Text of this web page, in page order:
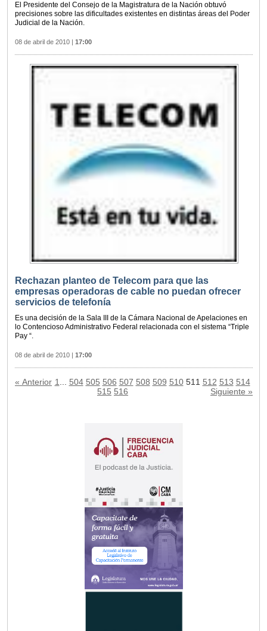
El Presidente del Consejo de la Magistratura de la Nación obtuvó
precisiones sobre las dificultades existentes en distintas áreas del Poder
Judicial de la Nación.
08 de abril de 2010 | 17:00
Rechazan planteo de Telecom para que las
empresas operadoras de cable no puedan ofrecer
servicios de telefonía
Es una decisión de la Sala III de la Cámara Nacional de Apelaciones en
lo Contencioso Administrativo Federal relacionada con el sistema “Triple
Pay “.
08 de abril de 2010 17:00
« Anterior 1... 504 505 506 507 508 509 510 511 512 513 514
515 516 Siguiente »